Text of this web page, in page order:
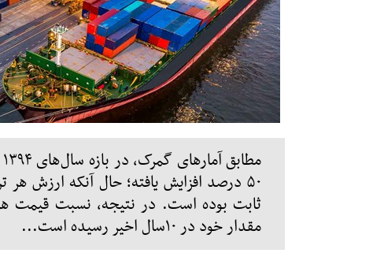
۵۰ درصد افزایش یافته؛ حال آنکه ارزش
ثابت بوده است. در نتیجه، نسبت قیمت
مقدار خود در ۱۰سال اخیر رسیده است...